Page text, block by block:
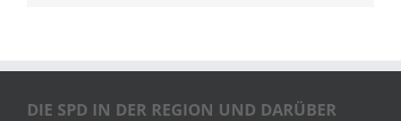
DIE SPD IN DER REGION UND DARÜBER